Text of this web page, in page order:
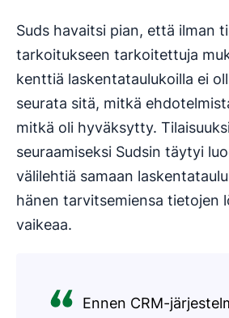
Suds havaitsi pian, että ilman
tarkoitukseen tarkoitettuja
kenttiä laskentataulukoilla ei
seurata sitä, mitkä
mitkä oli hyväksytty.
seuraamiseksi Sudsin täytyi
välilehtiä samaan
hänen tarvitsemiensa tietojen
vaikeaa.
Ennen CRM-